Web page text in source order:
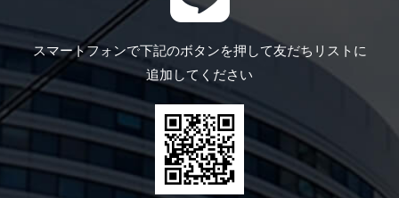
スマートフォンで下記のボタンを押して友だちリストに
追加してください